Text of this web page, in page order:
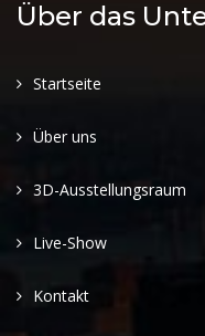
Über das
Startseite
Über uns
3D-Ausstellungsraum
Live-Show
Kontakt